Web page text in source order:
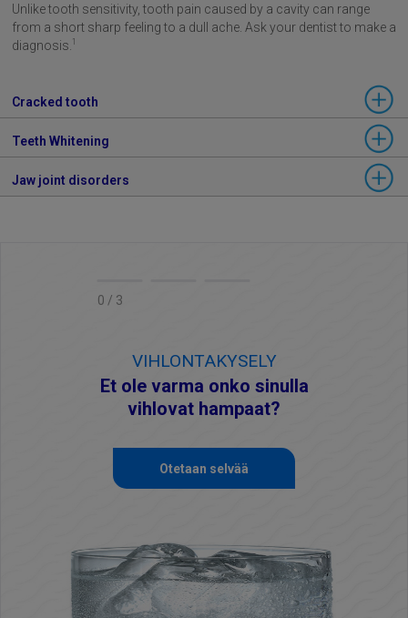
Unlike tooth sensitivity, tooth pain caused by a cavity can range
from a short sharp feeling to a dull ache. Ask your dentist to make a
diagnosis.
Cracked tooth
Teeth Whitening
Jaw joint disorders
0 / 3
VIHLONTAKYSELY
Et ole varma onko sinulla
vihlovat hampaat?
Otetaan selvää